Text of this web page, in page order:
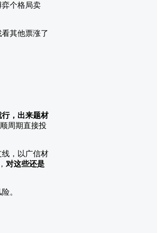
个格局卖
其他票涨了
，出来题材
周期直接投
，以广信材
对这些还是
。